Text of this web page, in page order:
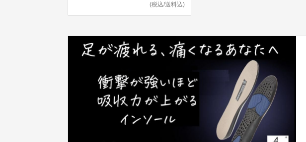
(税込/送料込)